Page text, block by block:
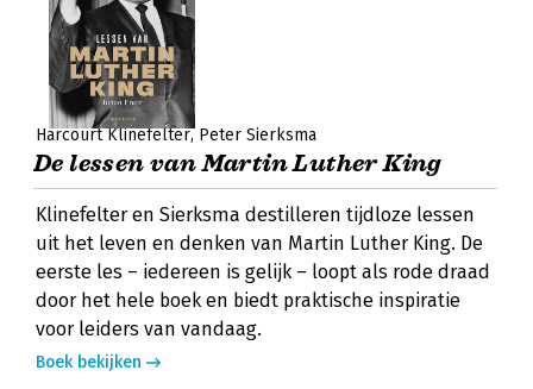
Harcourt Klinefelter Peter Sierksma
De lessen van Martin Luther King
Klinefelter en Sierksma destilleren tijdloze lessen
uit het leven en denken van Martin Luther King. De
eerste les – iedereen is gelijk – loopt als rode draad
door het hele boek en biedt praktische inspiratie
voor leiders van vandaag.
Boek bekijken